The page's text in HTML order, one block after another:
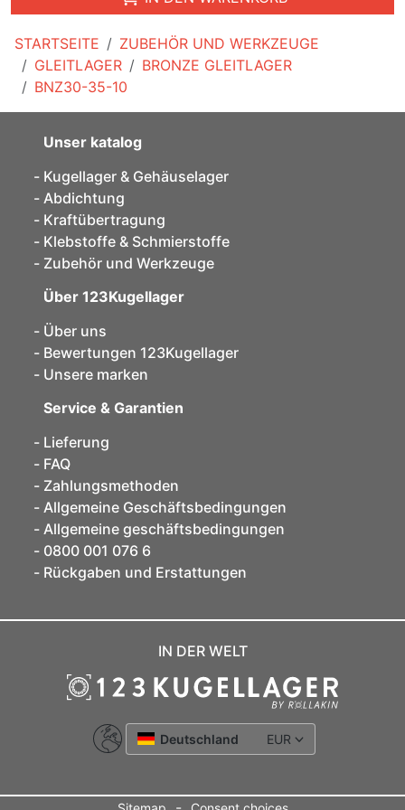
STARTSEITE
ZUBEHÖR UND WERKZEUGE
GLEITLAGER
BRONZE GLEITLAGER
BNZ30-35-10
Unser katalog
Kugellager & Gehäuselager
Abdichtung
Kraftübertragung
Klebstoffe & Schmierstoffe
Zubehör und Werkzeuge
Über 123Kugellager
Über uns
Bewertungen 123Kugellager
Unsere marken
Service & Garantien
Lieferung
FAQ
Zahlungsmethoden
Allgemeine Geschäftsbedingungen
Allgemeine geschäftsbedingungen
0800 001 076 6
Rückgaben und Erstattungen
IN DER WELT
Deutschland EUR